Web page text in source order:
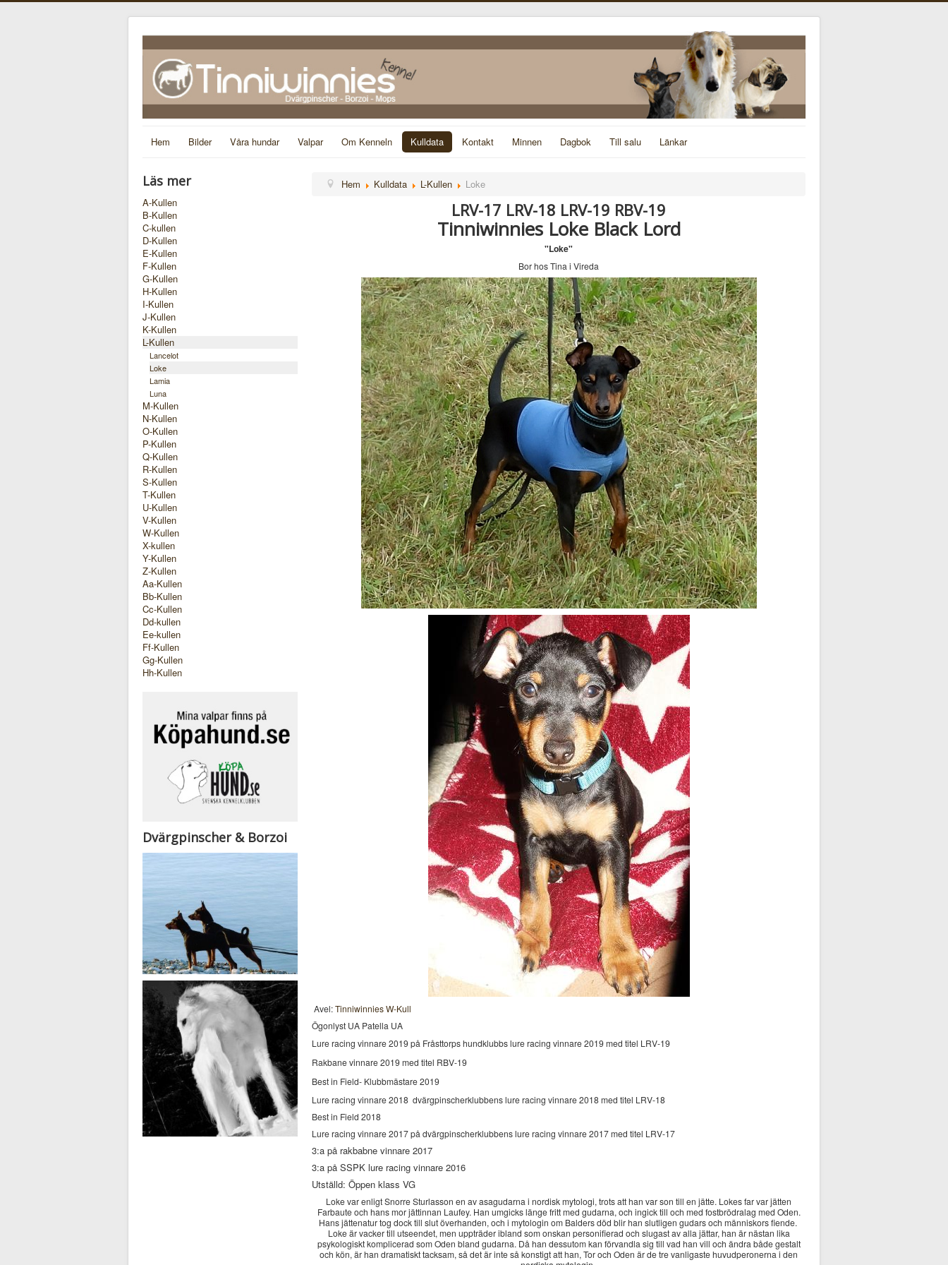
Hem Bilder Våra hundar Valpar Om Kenneln Kulldata Kontakt Minnen Dagbok Till salu Länkar
Läs mer
A-Kullen
B-Kullen
C-kullen
D-Kullen
E-Kullen
F-Kullen
G-Kullen
H-Kullen
I-Kullen
J-Kullen
K-Kullen
L-Kullen
Lancelot
Loke
Lamia
Luna
M-Kullen
N-Kullen
O-Kullen
P-Kullen
Q-Kullen
R-Kullen
S-Kullen
T-Kullen
U-Kullen
V-Kullen
W-Kullen
X-kullen
Y-Kullen
Z-Kullen
Aa-Kullen
Bb-Kullen
Cc-Kullen
Dd-kullen
Ee-kullen
Ff-Kullen
Gg-Kullen
Hh-Kullen
Dvärgpinscher & Borzoi
Hem Kulldata L-Kullen Loke
LRV-17 LRV-18 LRV-19 RBV-19
Tinniwinnies Loke Black Lord
"Loke"
Bor hos Tina i Vireda
Avel:Tinniwinnies W-Kull
Ögonlyst UA Patella UA
Lure racing vinnare 2019 på Fråsttorps hundklubbs lure racing vinnare 2019 med titel LRV-19
Rakbane vinnare 2019 med titel RBV-19
Best in Field- Klubbmästare 2019
Lure racing vinnare 2018 dvärgpinscherklubbens lure racing vinnare 2018med titel LRV-18
Best in Field 2018
Lure racing vinnare 2017 på dvärgpinscherklubbens lure racing vinnare 2017 med titel LRV-17
3:a på rakbabne vinnare 2017
3:a på SSPK lure racing vinnare 2016
Utställd: Öppen klass VG
Loke var enligt Snorre Sturlasson en av asagudarna i nordisk mytologi, trots att han var son till en jätte. Lokes far var jätten
Farbaute och hans mor jättinnan Laufey. Han umgicks länge fritt med gudarna, och ingick till och med fostbrödralag med Oden.
Hans jättenatur tog dock till slut överhanden, och i mytologin om Balders död blir han slutligen gudars och människors fiende.
Loke är vacker till utseendet, men uppträder ibland som onskan personifierad och slugast av alla jättar, han är nästan lika
psykologiskt komplicerad som Oden bland gudarna. Då han dessutom kan förvandla sig till vad han vill och ändra både gestalt
och kön, är han dramatiskt tacksam, så det är inte så konstigt att han, Tor och Oden är de tre vanligaste huvudperonerna i den